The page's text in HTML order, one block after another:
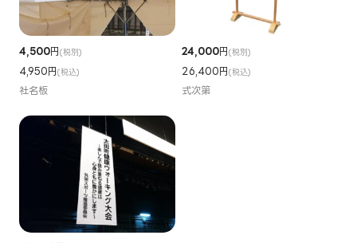
4,500円(税別)
4,950円(税込)
社名板
24,000円(税別)
26,400円(税込)
式次第